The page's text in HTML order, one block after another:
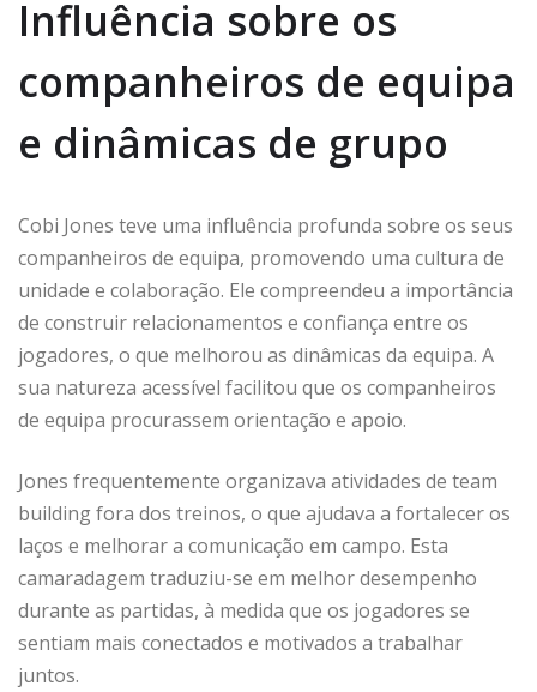
Influência sobre os
companheiros de equipa
e dinâmicas de grupo
Cobi Jones teve uma influência profunda sobre os seus
companheiros de equipa, promovendo uma cultura de
unidade e colaboração. Ele compreendeu a importância
de construir relacionamentos e confiança entre os
jogadores, o que melhorou as dinâmicas da equipa. A
sua natureza acessível facilitou que os companheiros
de equipa procurassem orientação e apoio.
Jones frequentemente organizava atividades de team
building fora dos treinos, o que ajudava a fortalecer os
laços e melhorar a comunicação em campo. Esta
camaradagem traduziu-se em melhor desempenho
durante as partidas, à medida que os jogadores se
sentiam mais conectados e motivados a trabalhar
juntos.